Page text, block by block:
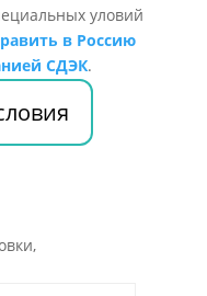
уловий
в Россию
СДЭК.